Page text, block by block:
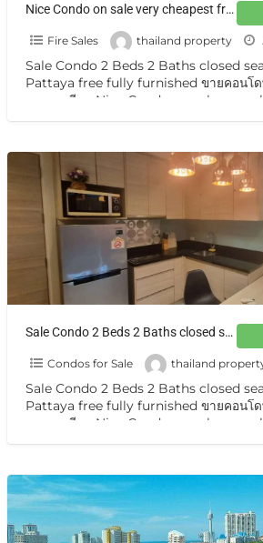
Nice Condo on sale very cheapest free fully furnished at Sattahip Pattaya Na Jomtien ขายคอนโดวิวทะเล พัทยานาจอมเทียน
Fire Sales thailand property
Sale Condo 2 Beds 2 Baths closed
Pattaya free fully furnished ขายคอนโ
นาจอมเทียน Nice Condo on sale very
Sale Condo 2 Beds 2 Baths closed sea at Sattahip Pattaya free fully furnished ขายคอนโดพร้อมฟรี สัตหีบ พัทยานาจอมเทียน
Condos for Sale thailand
Sale Condo 2 Beds 2 Baths closed
Pattaya free fully furnished ขายคอนโ
นาจอมเทียน Nice Condo on sale very